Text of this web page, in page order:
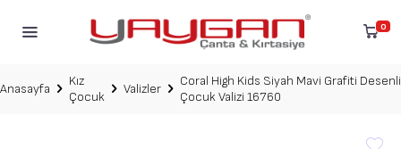
0
Anasayfa
Kız
Çocuk
Valizler
Coral High Kids Siyah Mavi Grafiti Desenli
Çocuk Valizi 16760